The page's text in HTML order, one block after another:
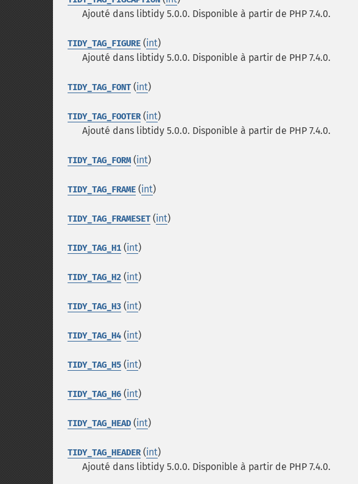
Ajouté dans libtidy 5.0.0. Disponible à partir de PHP 7.4.0.
TIDY_TAG_FIGURE (int)
Ajouté dans libtidy 5.0.0. Disponible à partir de PHP 7.4.0.
TIDY_TAG_FONT (int)
TIDY_TAG_FOOTER(int)
Ajouté dans libtidy 5.0.0. Disponible à partir de PHP 7.4.0.
TIDY_TAG_FORM(int)
TIDY_TAG_FRAME (int)
TIDY_TAG_FRAMESET (int)
TIDY_TAG_H1 (int)
TIDY_TAG_H2 (int)
TIDY_TAG_H3 (int)
TIDY_TAG_H4 (int)
TIDY_TAG_H5 (int)
TIDY_TAG_H6 (int)
TIDY_TAG_HEAD (int)
TIDY_TAG_HEADER(int)
Ajouté dans libtidy 5.0.0. Disponible à partir de PHP 7.4.0.